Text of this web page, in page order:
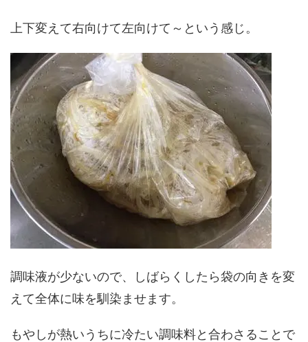
上下変えて右向けて左向けて～という感じ。
調味液が少ないので、しばらくしたら袋の向きを変
えて全体に味を馴染ませます。
もやしが熱いうちに冷たい調味料と合わさることで